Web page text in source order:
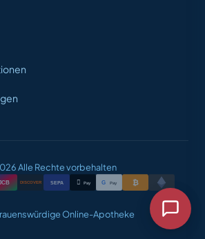
Alle Rechte vorbehalten
DISCOVER SEPA  Pay G Pay ₿
Online-Apotheke